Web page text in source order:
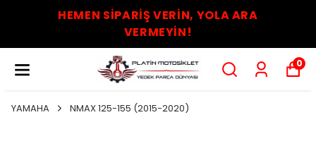
HEMEN SİPARİŞ VERİN, YOLA ARA
VERMEYİN!
0
YAMAHA NMAX 125-155 (2015-2020)